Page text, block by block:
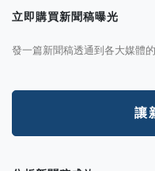
立即購買新聞稿曝光
發一篇新聞稿透通到各大媒體
讓